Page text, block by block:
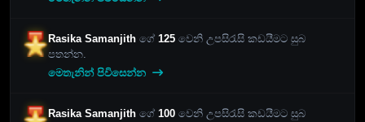
Rasika Samanjithගේ125 වෙනි උපසිරැසි කඩයීමට සුබ
පතන්න.
මෙතැනින් පිවිසෙන්න
Rasika Samanjithගේ100 වෙනි උපසිරැසි කඩයීමට සුබ